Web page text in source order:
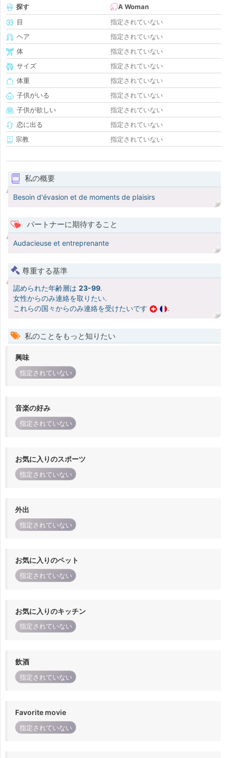
探す
A Woman
目
指定されていない
ヘア
指定されていない
体
指定されていない
サイズ
指定されていない
体重
指定されていない
子供がいる
指定されていない
子供が欲しい
指定されていない
恋に出る
指定されていない
宗教
指定されていない
私の概要
Besoin d'évasion et de moments de plaisirs
パートナーに期待すること
Audacieuse et entreprenante
尊重する基準
認められた年齢層は 23-99.
女性からのみ連絡を取りたい.
これらの国々からのみ連絡を受けたいです
.
私のことをもっと知りたい
興味
指定されていない
音楽の好み
指定されていない
お気に入りのスポーツ
指定されていない
外出
指定されていない
お気に入りのペット
指定されていない
お気に入りのキッチン
指定されていない
飲酒
指定されていない
Favorite movie
指定されていない